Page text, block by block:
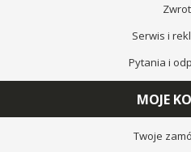
Serwis i
Pytania i
MOJE
Twoje